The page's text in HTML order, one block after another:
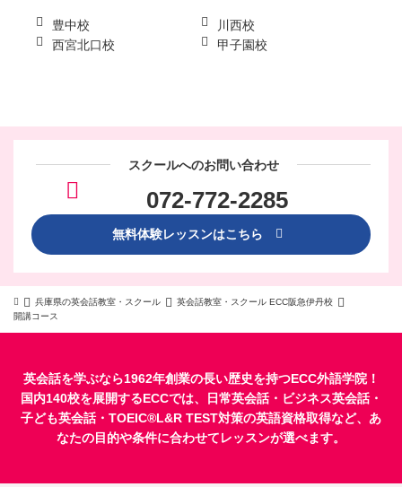
豊中校
川西校
西宮北口校
甲子園校
スクールへのお問い合わせ
072-772-2285
無料体験レッスンはこちら
兵庫県の英会話教室・スクール
英会話教室・スクール ECC阪急伊丹校
開講コース
英会話を学ぶなら1962年創業の長い歴史を持つECC外語学院！
国内140校を展開するECCでは、
日常英会話・ ビジネス英会話・
子ども英会話・ TOEIC®L&R TEST対策の英語資格取得など、あ
なたの目的や条件に合わせてレッスンが選べます。